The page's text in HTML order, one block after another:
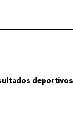
deportivos